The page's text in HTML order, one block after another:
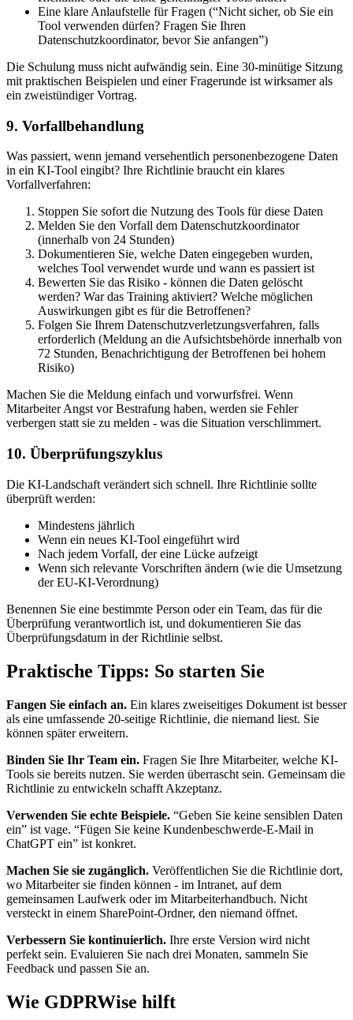
Eine klare Anlaufstelle für Fragen (“Nicht sicher, ob Sie ein
Tool verwenden dürfen? Fragen Sie Ihren
Datenschutzkoordinator, bevor Sie anfangen”)
Die Schulung muss nicht aufwändig sein. Eine 30-minütige Sitzung
mit praktischen Beispielen und einer Fragerunde ist wirksamer als
ein zweistündiger Vortrag.
9. Vorfallbehandlung
Was passiert, wenn jemand versehentlich personenbezogene Daten
in ein KI-Tool eingibt? Ihre Richtlinie braucht ein klares
Vorfallverfahren:
Stoppen Sie sofort die Nutzung des Tools für diese Daten
Melden Sie den Vorfall dem Datenschutzkoordinator
(innerhalb von 24 Stunden)
Dokumentieren Sie, welche Daten eingegeben wurden,
welches Tool verwendet wurde und wann es passiert ist
Bewerten Sie das Risiko - können die Daten gelöscht
werden? War das Training aktiviert? Welche möglichen
Auswirkungen gibt es für die Betroffenen?
Folgen Sie Ihrem Datenschutzverletzungsverfahren, falls
erforderlich (Meldung an die Aufsichtsbehörde innerhalb von
72 Stunden, Benachrichtigung der Betroffenen bei hohem
Risiko)
Machen Sie die Meldung einfach und vorwurfsfrei. Wenn
Mitarbeiter Angst vor Bestrafung haben, werden sie Fehler
verbergen statt sie zu melden - was die Situation verschlimmert.
10. Überprüfungszyklus
Die KI-Landschaft verändert sich schnell. Ihre Richtlinie sollte
überprüft werden:
Mindestens jährlich
Wenn ein neues KI-Tool eingeführt wird
Nach jedem Vorfall, der eine Lücke aufzeigt
Wenn sich relevante Vorschriften ändern (wie die Umsetzung
der EU-KI-Verordnung)
Benennen Sie eine bestimmte Person oder ein Team, das für die
Überprüfung verantwortlich ist, und dokumentieren Sie das
Überprüfungsdatum in der Richtlinie selbst.
Praktische Tipps: So starten Sie
Fangen Sie einfach an. Ein klares zweiseitiges Dokument ist besser
als eine umfassende 20-seitige Richtlinie, die niemand liest. Sie
können später erweitern.
Binden Sie Ihr Team ein. Fragen Sie Ihre Mitarbeiter, welche KI-
Tools sie bereits nutzen. Sie werden überrascht sein. Gemeinsam die
Richtlinie zu entwickeln schafft Akzeptanz.
Verwenden Sie echte Beispiele. “Geben Sie keine sensiblen Daten
ein” ist vage. “Fügen Sie keine Kundenbeschwerde-E-Mail in
ChatGPT ein” ist konkret.
Machen Sie sie zugänglich. Veröffentlichen Sie die Richtlinie dort,
wo Mitarbeiter sie finden können - im Intranet, auf dem
gemeinsamen Laufwerk oder im Mitarbeiterhandbuch. Nicht
versteckt in einem SharePoint-Ordner, den niemand öffnet.
Verbessern Sie kontinuierlich. Ihre erste Version wird nicht
perfekt sein. Evaluieren Sie nach drei Monaten, sammeln Sie
Feedback und passen Sie an.
Wie GDPRWise hilft